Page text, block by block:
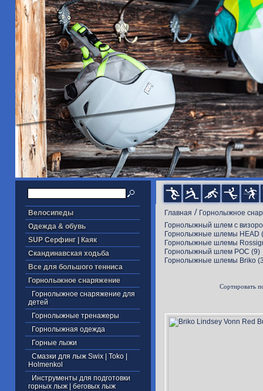
Велосипеды
Одежда & обувь
SUP Серфинг | Каяк
Скандинавская ходьба
Все для большого тенниса
Горнолыжное снаряжение
Горнолыжное снаряжение для
детей
Горнолыжные тренажеры
Горнолыжная одежда
Горные лыжи
Смазки для лыж Swix | Toko |
Holmenkol
Инструменты для подготовки
горных лыж | беговых лыж
Главная / Горнолыжное
Горнолыжный шлем с
Горнолыжные шлемы HEAD
Горнолыжные шлемы
Горнолыжный шлем POC (9)
Горнолыжные шлемы Briko
Сортировать